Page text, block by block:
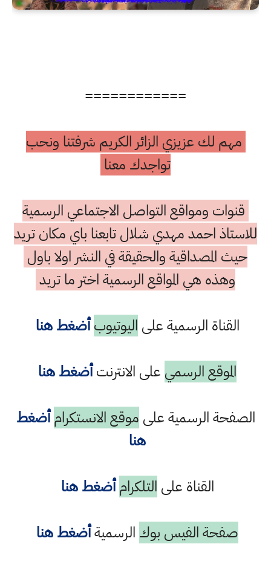
============
مهم لك عزيزي الزائر الكريم شرفتنا ونحب
تواجدك معنا
قنوات ومواقع التواصل الاجتماعي الرسمية
للاستاذ احمد مهدي شلال تابعنا باي مكان تريد
حيث المصداقية والحقيقة في النشر اولا باول
وهذه هي المواقع الرسمية اختر ما تريد
القناة الرسمية على اليوتيوب أضغط هنا
الموقع الرسمي على الانترنتأضغط هنا
الصفحة الرسمية على موقع الانستكرام أضغط
هنا
القناة على التلكرام أضغط هنا
صفحة الفيس بوك الرسميةأضغط هنا